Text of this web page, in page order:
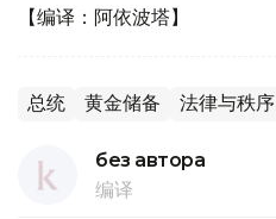
【编译：阿依波塔】
总统 黄金储备 法律与秩序
без автора
编译